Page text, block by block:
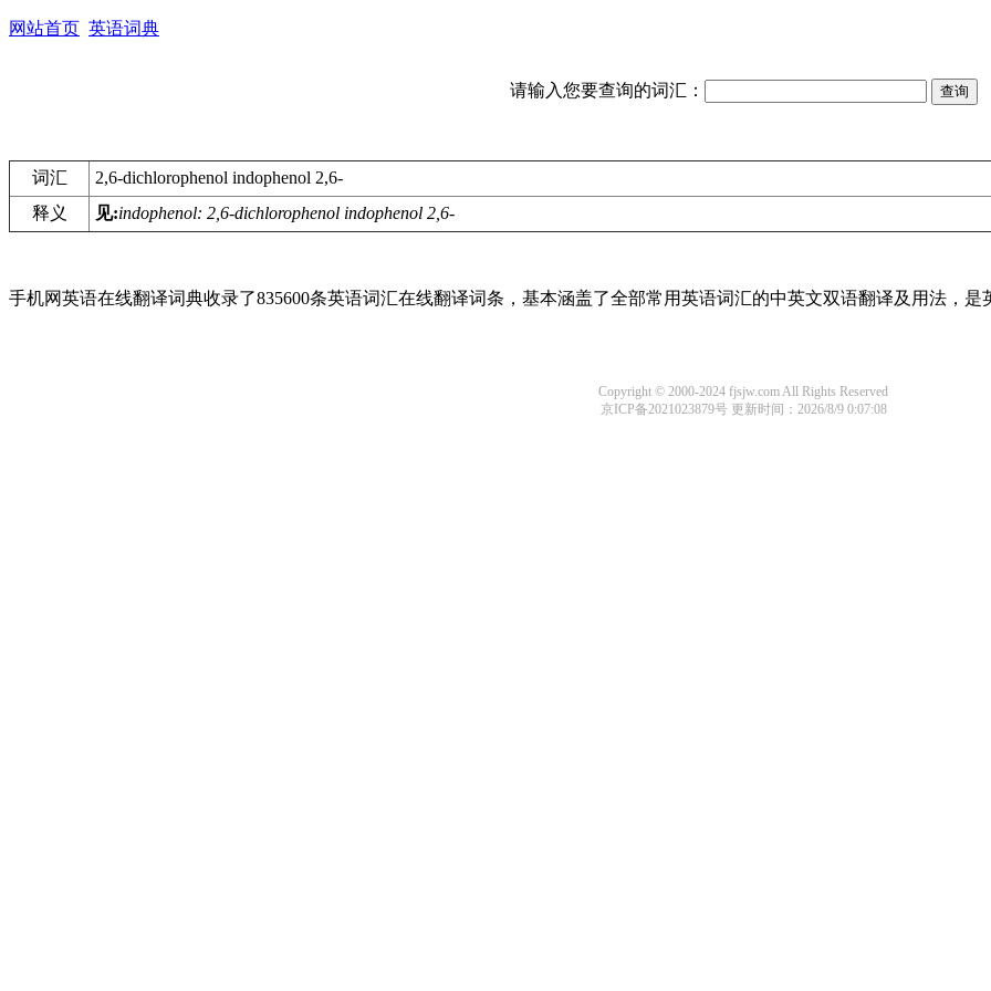
网站首页 英语词典
请输入您要查询的词汇：
词汇
2,6-dichlorophenol indophenol 2,6-
释义
见:indophenol: 2,6-dichlorophenol indophenol 2,6-
手机网英语在线翻译词典收录了835600条英语词汇在线翻译词条，基本涵盖了全部常用英语词汇的中英文双语翻译及用法，是
Copyright © 2000-2024 fjsjw.com All Rights Reserved
京ICP备2021023879号更新时间：2026/8/9 0:07:08